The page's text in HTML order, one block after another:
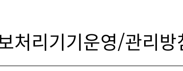
처리기기운영/관리방